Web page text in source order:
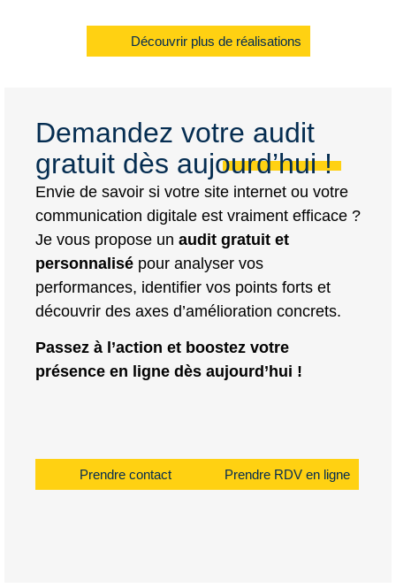
Découvrir plus de réalisations
Demandez votre audit
gratuit dès aujourd’hui !
Envie de savoir si votre site internet ou votre
communication digitale est vraiment efficace ?
Je vous propose un audit gratuit et
personnalisé pour analyser vos
performances, identifier vos points forts et
découvrir des axes d’amélioration concrets.
Passez à l’action et boostez votre
présence en ligne dès aujourd’hui !
Prendre contact Prendre RDV en ligne